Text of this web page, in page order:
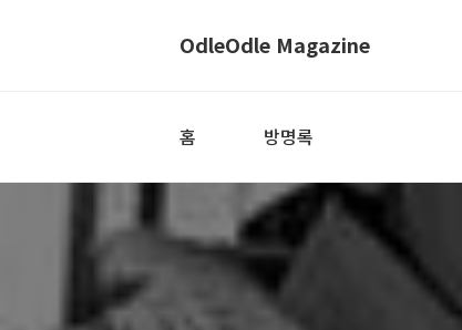
OdleOdle Magazine
홈 방명록